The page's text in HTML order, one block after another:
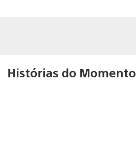
Histórias do Momento